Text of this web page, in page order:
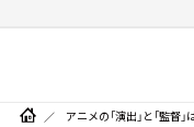
アニメの「演出」と「監督